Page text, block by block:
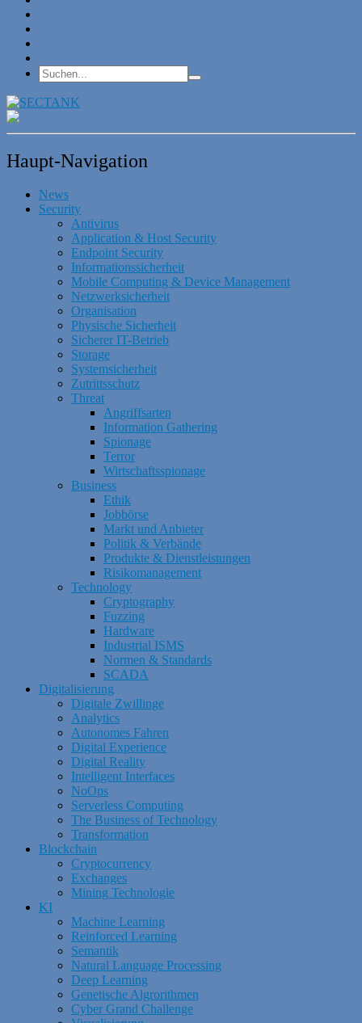
Haupt-Navigation
News
Security
Antivirus
Application & Host Security
Endpoint Security
Informationssicherheit
Mobile Computing & Device Management
Netzwerksicherheit
Organisation
Physische Sicherheit
Sicherer IT-Betrieb
Storage
Systemsicherheit
Zutrittsschutz
Threat
Angriffsarten
Information Gathering
Spionage
Terror
Wirtschaftsspionage
Business
Ethik
Jobbörse
Markt und Anbieter
Politik & Verbände
Produkte & Dienstleistungen
Risikomanagement
Technology
Cryptography
Fuzzing
Hardware
Industrial ISMS
Normen & Standards
SCADA
Digitalisierung
Digitale Zwillinge
Analytics
Autonomes Fahren
Digital Experience
Digital Reality
Intelligent Interfaces
NoOps
Serverless Computing
The Business of Technology
Transformation
Blockchain
Cryptocurrency
Exchanges
Mining Technologie
KI
Machine Learning
Reinforced Learning
Semantik
Natural Language Processing
Deep Learning
Genetische Algrorithmen
Cyber Grand Challenge